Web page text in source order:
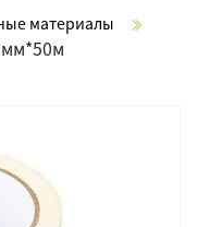
материалы